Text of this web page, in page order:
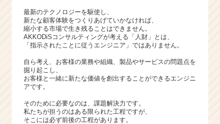
キ
ャ
リ
ア
h
e
C
a
最新のテクノロジーを駆使し、
新たな顧客体験をつくりあげていかなければ、
縮小する市場で生き残ることはできません。
AKKODiSコンサルティングが考える「人財」とは、
「指示されたことに従うエンジニア」ではありません。
自ら考え、お客様の業務や組織、製品やサービスの問題点を
掘り起こし、
お客様と一緒に新たな価値を創出することができるエンジニ
アです。
そのために必要なのは、課題解決力です。
私たちが担うのはある限られた工程ですが、
そこには必ず前後の工程があります。